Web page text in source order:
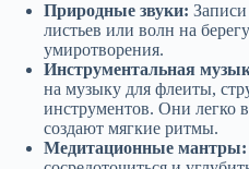
Природные звуки:
листьев или волн на
умиротворения.
Инструментальная
на музыку для флеиты,
инструментов. Они легко
создают мягкие ритмы.
Медитационные мантры: